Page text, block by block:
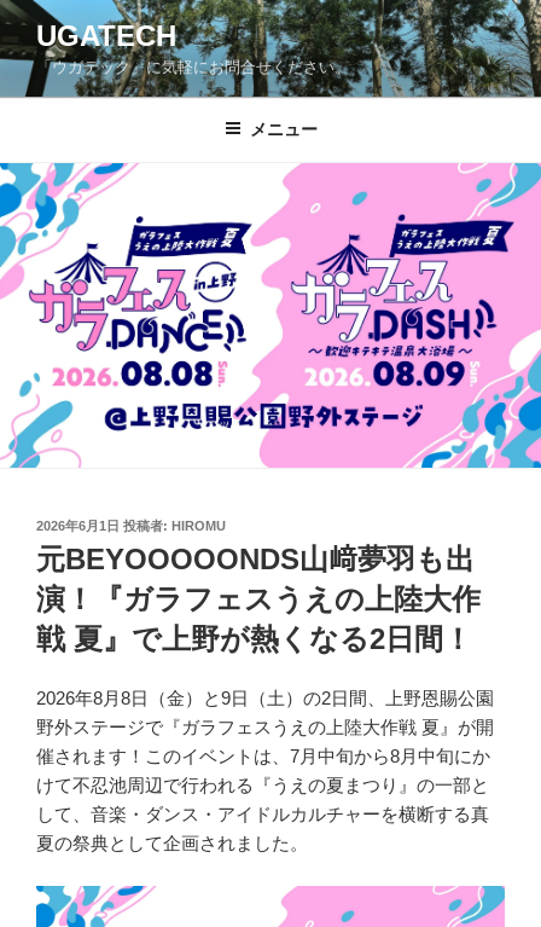
コ
ン
ン
ス
キ
ッ
プ
UGATECH
「ウガテック」に気軽にお問合せください。
メニュー
投
稿
日:
2026年6月1日 投稿者: HIROMU
元BEYOOOOONDS山﨑夢羽も出
演！『ガラフェスうえの上陸大作
戦 夏』で上野が熱くなる2日間！
2026年8月8日（金）と9日（土）の2日間、上野恩賜公園
野外ステージで『ガラフェスうえの上陸大作戦 夏』が開
催されます！このイベントは、7月中旬から8月中旬にか
けて不忍池周辺で行われる『うえの夏まつり』の一部と
して、音楽・ダンス・アイドルカルチャーを横断する真
夏の祭典として企画されました。